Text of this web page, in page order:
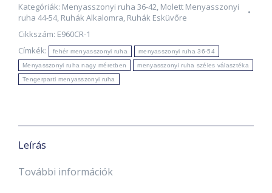
FEHÉR
50-
54-
es
méretig
mennyiség
Kategóriák: Menyasszonyi ruha 36-42, Molett Menyasszonyi
ruha 44-54, Ruhák Alkalomra, Ruhák Esküvőre
Cikkszám: E960CR-1
Címkék:
fehér menyasszonyi ruha menyasszonyi ruha 36-54
Menyasszonyi ruha nagy méretben menyasszonyi ruha széles választéka
Tengerparti menyasszonyi ruha
Leírás
További információk